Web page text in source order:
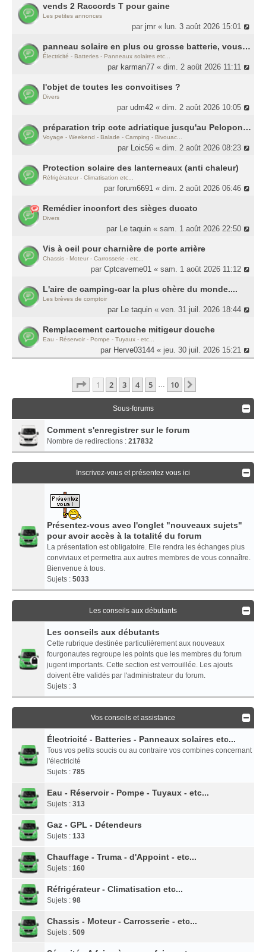
vends 2 Raccords T pour gaine
Les petites annonces
par jmr « lun. 3 août 2026 15:01
panneau solaire en plus ou grosse batterie, vous mettriez le budget où ?
Électricité - Batteries - Panneaux solaires etc...
par karman77 « dim. 2 août 2026 11:11
l'objet de toutes les convoitises ?
Divers
parudm42 « dim. 2 août 2026 10:05
préparation trip cote adriatique jusqu'au Peloponèse
Voyage - Weekend - Balade - Camping - Bivouac...
par Loic56 « dim. 2 août 2026 08:23
Protection solaire des lanterneaux (anti chaleur)
Réfrigérateur - Climatisation etc...
parforum6691 « dim. 2 août 2026 06:46
Remédier inconfort des sièges ducato
Divers
par Le taquin « sam. 1 août 2026 22:50
Vis à oeil pour charnière de porte arrière
Chassis - Moteur - Carrosserie - etc...
parCptcaverne01 « sam. 1 août 2026 11:12
L'aire de camping-car la plus chère du monde....
Les brèves de comptoir
par Le taquin « ven. 31 juil. 2026 18:44
Remplacement cartouche mitigeur douche
Eau - Réservoir - Pompe - Tuyaux - etc...
par Herve03144 « jeu. 30 juil. 2026 15:21
Page 1Sur10
1 2 3 4 5 … 10
Sous-forums
Comment s'enregistrer sur le forum
Nombre de redirections : 217832
Inscrivez-vous et présentez vous ici
Présentez-vous avec l'onglet "nouveaux sujets"
pour avoir accès à la totalité du forum
La présentation est obligatoire. Elle rendra les échanges plus
conviviaux et permettra aux autres membres de vous connaître.
Bienvenue à tous.
Sujets : 5033
Les conseils aux débutants
Les conseils aux débutants
Cette rubrique destinée particulièrement aux nouveaux
fourgonautes regroupe les points que les membres du forum
jugent importants. Cette section est verrouillée. Les ajouts
doivent être validés par l'administrateur du forum.
Sujets : 3
Vos conseils et assistance
Électricité - Batteries - Panneaux solaires etc...
Tous vos petits soucis ou au contraire vos combines concernant
l'électricité
Sujets : 785
Eau - Réservoir - Pompe - Tuyaux - etc...
Sujets : 313
Gaz - GPL - Détendeurs
Sujets : 133
Chauffage - Truma - d'Appoint - etc...
Sujets : 160
Réfrigérateur - Climatisation etc...
Sujets : 98
Chassis - Moteur - Carrosserie - etc...
Sujets : 509